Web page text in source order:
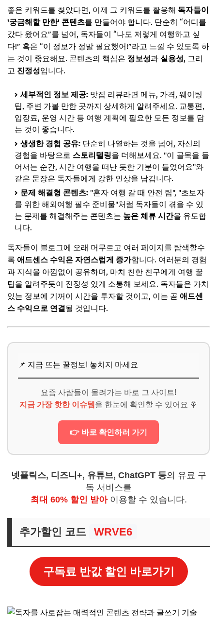
좋은 키워드를 찾았다면, 이제 그 키워드를 활용해 독자들이
'궁금해할 만한' 콘텐츠를 만들어야 합니다. 단순히 “어디를
갔다 왔어요”를 넘어, 독자들이 “나도 저렇게 여행하고 싶
다!” 혹은 “이 정보가 정말 필요했어!”라고 느낄 수 있도록 하
는 것이 중요해요. 콘텐츠의 핵심은 정보성과 실용성, 그리
고 진정성입니다.
세부적인 정보 제공: 맛집 리뷰라면 메뉴, 가격, 웨이팅
팁, 주변 가볼 만한 곳까지 상세하게 알려주세요. 교통편,
입장료, 운영 시간 등 여행 계획에 필요한 모든 정보를 담
는 것이 좋습니다.
생생한 경험 공유: 단순히 나열하는 것을 넘어, 자신의
경험을 바탕으로 스토리텔링을 더해보세요. "이 골목을 들
어서는 순간, 시간 여행을 떠난 듯한 기분이 들었어요"와
같은 문장은 독자들에게 강한 인상을 남깁니다.
문제 해결형 콘텐츠: "혼자 여행 갈 때 안전 팁", "초보자
를 위한 해외여행 필수 준비물"처럼 독자들이 겪을 수 있
는 문제를 해결해주는 콘텐츠는 높은 체류 시간을 유도합
니다.
독자들이 블로그에 오래 머무르고 여러 페이지를 탐색할수
록 애드센스 수익은 자연스럽게 증가합니다. 여러분의 경험
과 지식을 아낌없이 공유하며, 마치 친한 친구에게 여행 꿀
팁을 알려주듯이 진정성 있게 소통해 보세요. 독자들은 가치
있는 정보에 기꺼이 시간을 투자할 것이고, 이는 곧 애드센
스 수익으로 연결될 것입니다.
📌 지금 뜨는 꿀정보! 놓치지 마세요
요즘 사람들이 몰려가는 바로 그 사이트!
지금 가장 핫한 이슈템 을 한눈에 확인할 수 있어요 🍭
👉 바로 확인하러 가기
넷플릭스, 디즈니+, 유튜브, ChatGPT 등의 유료 구
독 서비스를
최대 60% 할인 받아이용할 수 있습니다.
추가할인 코드 WRVE6
구독료 반값 할인 바로가기